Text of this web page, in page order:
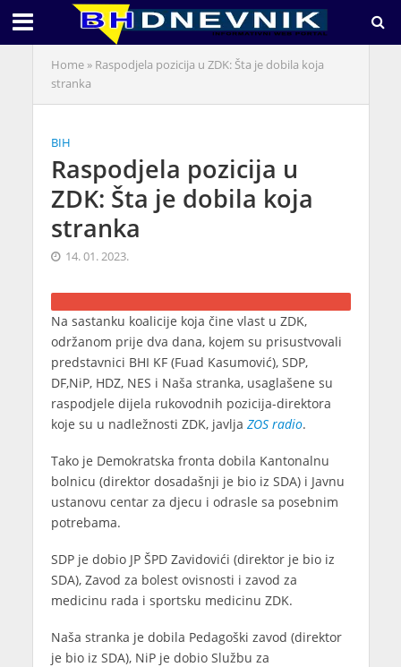
Home» Raspodjela pozicija u ZDK: Šta je dobila koja
stranka
BIH
Raspodjela pozicija u
ZDK: Šta je dobila koja
stranka
14. 01. 2023.
Na sastanku koalicije koja čine vlast u ZDK,
održanom prije dva dana, kojem su prisustvovali
predstavnici BHI KF (Fuad Kasumović), SDP,
DF,NiP, HDZ, NES i Naša stranka, usaglašene su
raspodjele dijela rukovodnih pozicija-direktora
koje su u nadležnosti ZDK, javlja ZOS radio.
Tako je Demokratska fronta dobila Kantonalnu
bolnicu (direktor dosadašnji je bio iz SDA) i Javnu
ustanovu centar za djecu i odrasle sa posebnim
potrebama.
SDP je dobio JP ŠPD Zavidovići (direktor je bio iz
SDA), Zavod za bolest ovisnosti i zavod za
medicinu rada i sportsku medicinu ZDK.
Naša stranka je dobila Pedagoški zavod (direktor
je bio iz SDA), NiP je dobio Službu za